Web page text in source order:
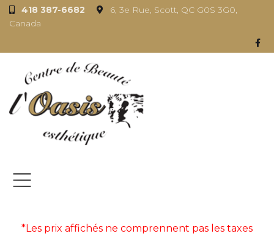
418 387-6682
6, 3e Rue, Scott, QC G0S 3G0,
Canada
*Les prix affichés ne comprennent pas les taxes